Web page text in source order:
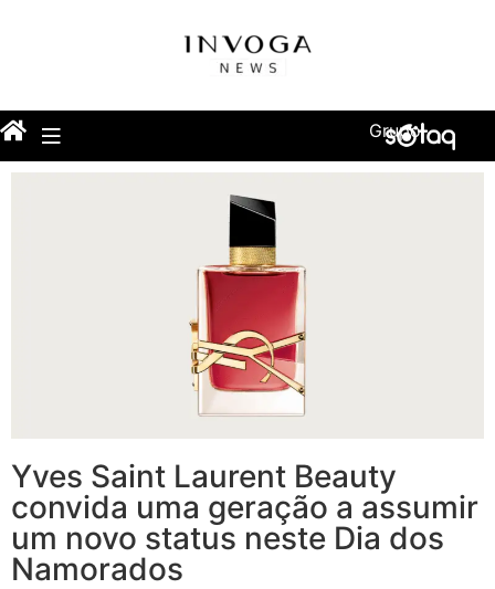
Grupo
Yves Saint Laurent Beauty
convida uma geração a assumir
um novo status neste Dia dos
Namorados